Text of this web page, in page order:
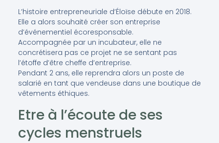
L’histoire entrepreneuriale d’Éloïse débute en 2018.
Elle a alors souhaité créer son entreprise
d’événementiel écoresponsable.
Accompagnée par un incubateur, elle ne
concrétisera pas ce projet ne se sentant pas
l’étoffe d’être cheffe d’entreprise.
Pendant 2 ans, elle reprendra alors un poste de
salarié en tant que vendeuse dans une boutique de
vêtements éthiques.
Etre à l’écoute de ses
cycles menstruels